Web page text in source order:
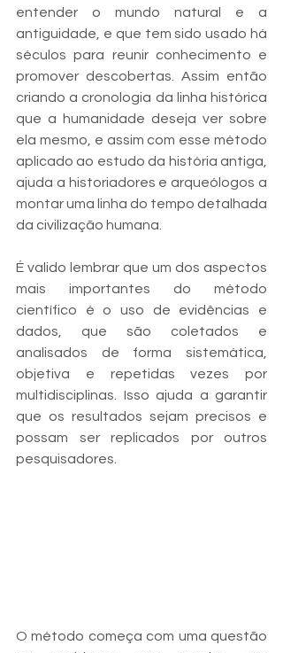
entender o mundo natural e a
antiguidade, e que tem sido usado há
séculos para reunir conhecimento e
promover descobertas. Assim então
criando a cronologia da linha histórica
que a humanidade deseja ver sobre
ela mesmo, e assim com esse método
aplicado ao estudo da história antiga,
ajuda a historiadores e arqueólogos a
montar uma linha do tempo detalhada
da civilização humana.
É valido lembrar que um dos aspectos
mais importantes do método
científico é o uso de evidências e
dados, que são coletados e
analisados de forma sistemática,
objetiva e repetidas vezes por
multidisciplinas. Isso ajuda a garantir
que os resultados sejam precisos e
possam ser replicados por outros
pesquisadores.
O método começa com uma questão